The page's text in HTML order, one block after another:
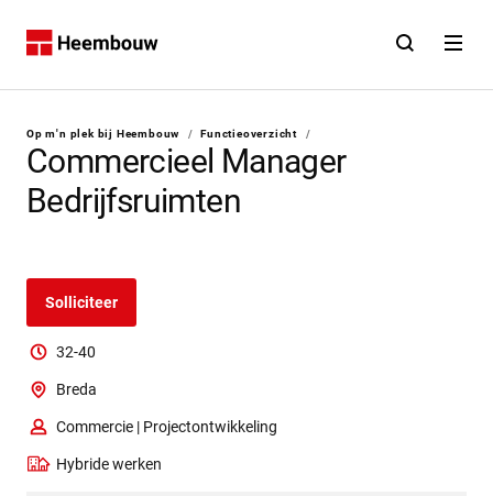
Home Open Open
Contact
U bent hier:
Op m'n plek bij Heembouw / Functieoverzicht /
Commercieel Manager
Bedrijfsruimten
Solliciteer
32-40
Breda
Commercie | Projectontwikkeling
Hybride werken